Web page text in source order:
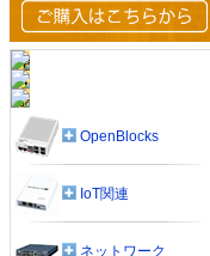
OpenBlocks
IoT関連
ネットワーク